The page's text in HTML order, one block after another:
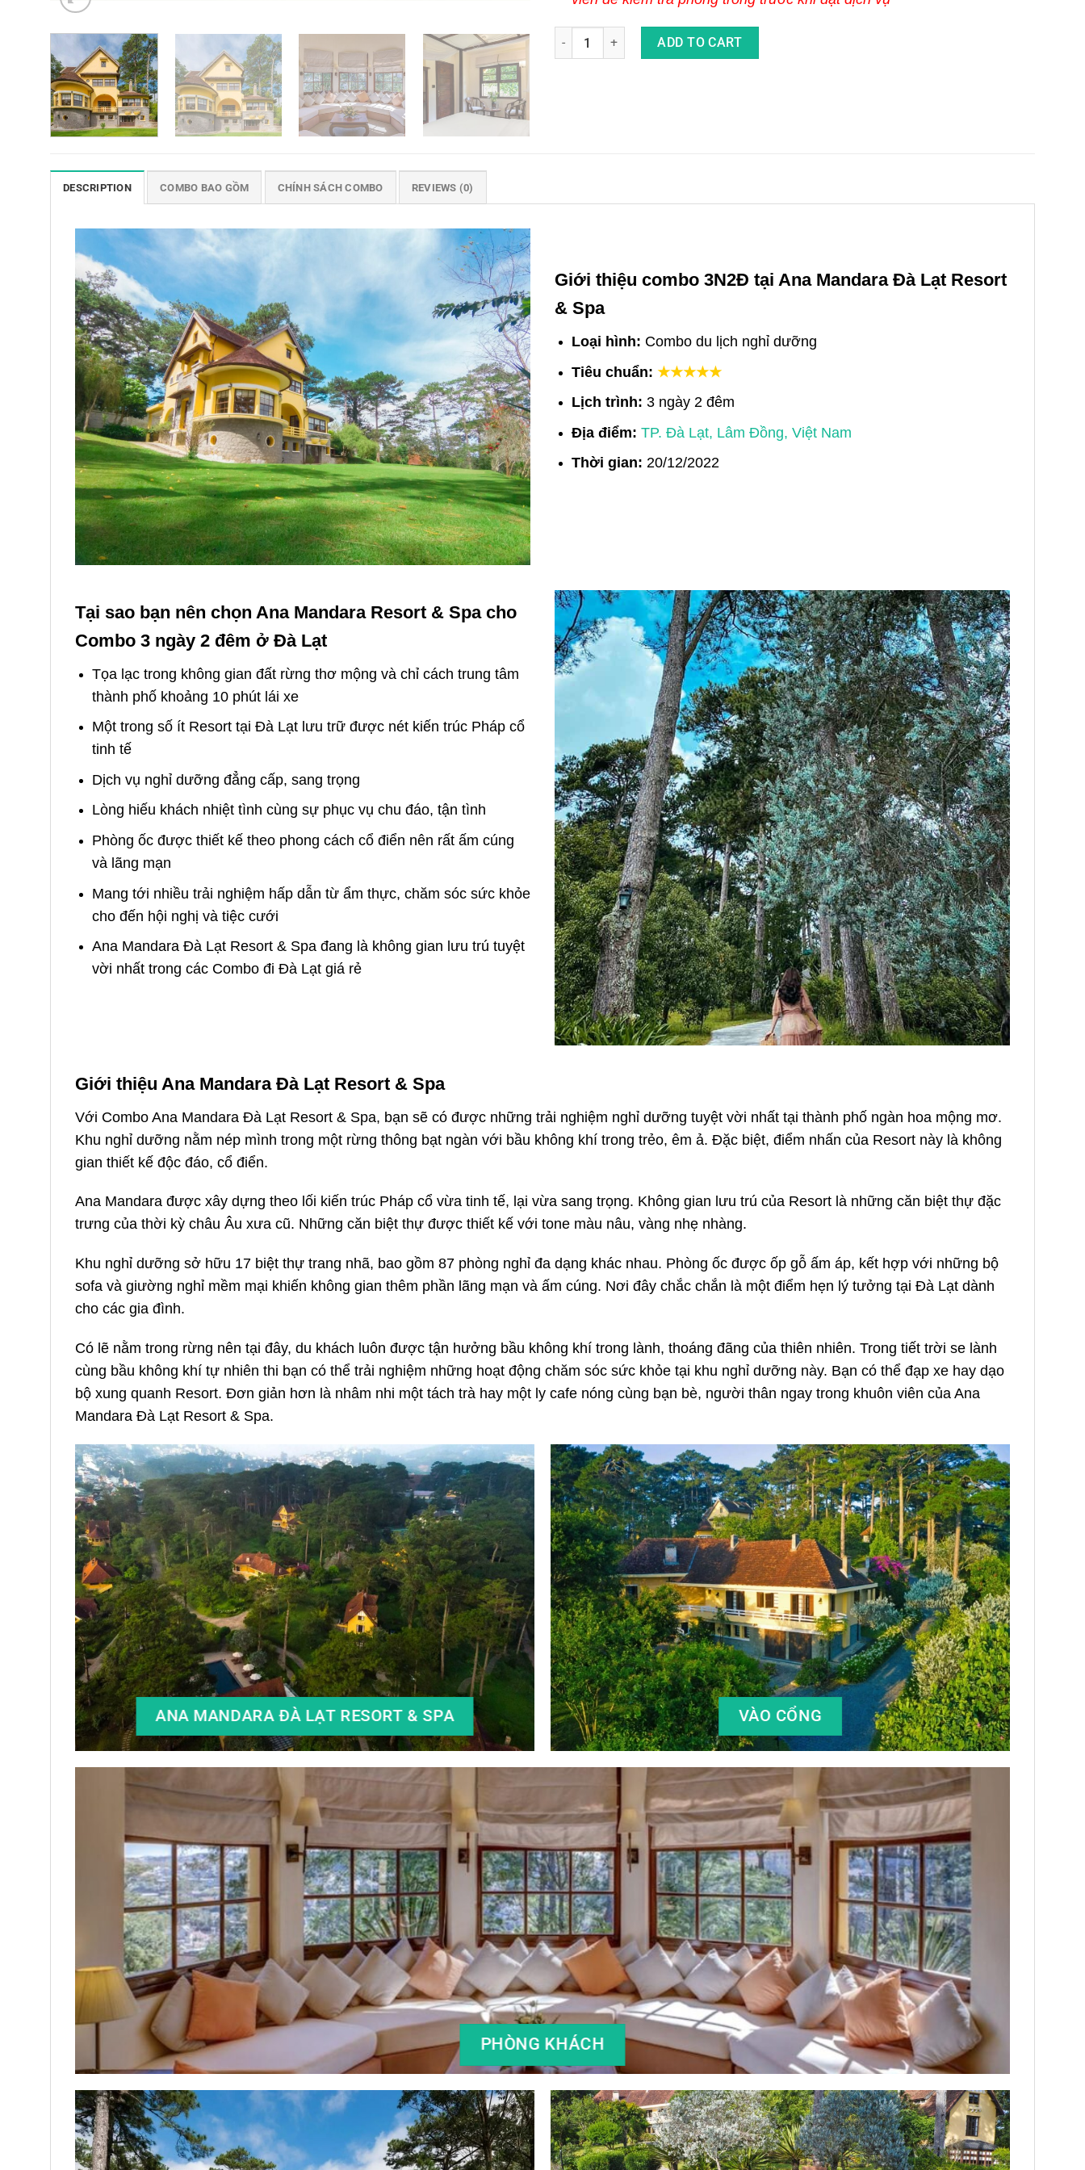
Combo Nghỉ Dưỡng 3 Ngày 2 Đêm Tại Ana Mandara Đà Lạt Resort & Spa quantity
ADD TO CART
DESCRIPTION COMBO BAO GỒM CHÍNH SÁCH COMBO REVIEWS (0)
Giới thiệu combo 3N2Đ tại Ana Mandara Đà Lạt Resort
& Spa
Loại hình: Combo du lịch nghỉ dưỡng
Tiêu chuẩn: ★★★★★
Lịch trình: 3 ngày 2 đêm
Địa điểm: TP. Đà Lạt, Lâm Đồng, Việt Nam
Thời gian: 20/12/2022
Tại sao bạn nên chọn Ana Mandara Resort & Spa cho
Combo 3 ngày 2 đêm ở Đà Lạt
Tọa lạc trong không gian đất rừng thơ mộng và chỉ cách trung tâm
thành phố khoảng 10 phút lái xe
Một trong số ít Resort tại Đà Lạt lưu trữ được nét kiến trúc Pháp cổ
tinh tế
Dịch vụ nghỉ dưỡng đẳng cấp, sang trọng
Lòng hiếu khách nhiệt tình cùng sự phục vụ chu đáo, tận tình
Phòng ốc được thiết kế theo phong cách cổ điển nên rất ấm cúng
và lãng mạn
Mang tới nhiều trải nghiệm hấp dẫn từ ẩm thực, chăm sóc sức khỏe
cho đến hội nghị và tiệc cưới
Ana Mandara Đà Lạt Resort & Spa đang là không gian lưu trú tuyệt
vời nhất trong các Combo đi Đà Lạt giá rẻ
Giới thiệu Ana Mandara Đà Lạt Resort & Spa
Với Combo Ana Mandara Đà Lạt Resort & Spa, bạn sẽ có được những trải nghiệm nghỉ dưỡng tuyệt vời nhất tại thành phố ngàn hoa mộng mơ.
Khu nghỉ dưỡng nằm nép mình trong một rừng thông bạt ngàn với bầu không khí trong trẻo, êm ả. Đặc biệt, điểm nhấn của Resort này là không
gian thiết kế độc đáo, cổ điển.
Ana Mandara được xây dựng theo lối kiến trúc Pháp cổ vừa tinh tế, lại vừa sang trọng. Không gian lưu trú của Resort là những căn biệt thự đặc
trưng của thời kỳ châu Âu xưa cũ. Những căn biệt thự được thiết kế với tone màu nâu, vàng nhẹ nhàng.
Khu nghỉ dưỡng sở hữu 17 biệt thự trang nhã, bao gồm 87 phòng nghỉ đa dạng khác nhau. Phòng ốc được ốp gỗ ấm áp, kết hợp với những bộ
sofa và giường nghỉ mềm mại khiến không gian thêm phần lãng mạn và ấm cúng. Nơi đây chắc chắn là một điểm hẹn lý tưởng tại Đà Lạt dành
cho các gia đình.
Có lẽ nằm trong rừng nên tại đây, du khách luôn được tận hưởng bầu không khí trong lành, thoáng đãng của thiên nhiên. Trong tiết trời se lành
cùng bầu không khí tự nhiên thi bạn có thể trải nghiệm những hoạt động chăm sóc sức khỏe tại khu nghỉ dưỡng này. Bạn có thể đạp xe hay dạo
bộ xung quanh Resort. Đơn giản hơn là nhâm nhi một tách trà hay một ly cafe nóng cùng bạn bè, người thân ngay trong khuôn viên của Ana
Mandara Đà Lạt Resort & Spa.
ANA MANDARA ĐÀ LẠT RESORT & SPA VÀO CỔNG
PHÒNG KHÁCH